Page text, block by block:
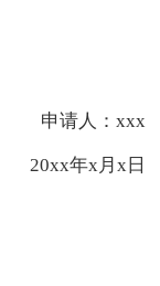
申请人：xxx
20xx年x月x日